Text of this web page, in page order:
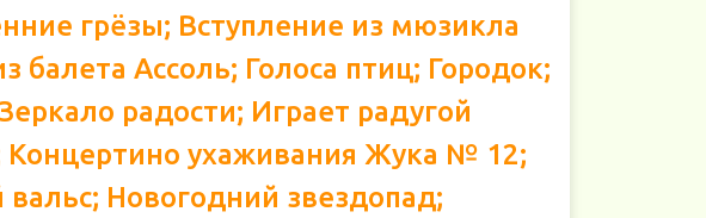
грёзы; Вступление из мюзикла
Ассоль; Голоса птиц; Городок;
радости; Играет радугой
Концертино ухаживания Жука № 12;
Новогодний звездопад;